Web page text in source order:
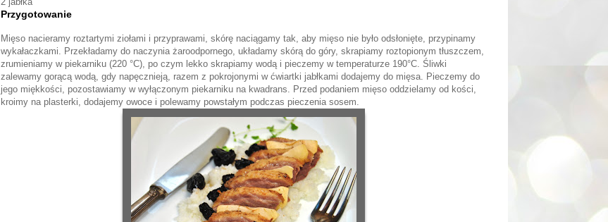
Przygotowanie
Mięso nacieramy roztartymi ziołami i przyprawami, skórę naciągamy tak, aby mięso nie było odsłonięte, przypinamy
wykałaczkami. Przekładamy do naczynia żaroodpornego, układamy skórą do góry, skrapiamy roztopionym tłuszczem,
zrumieniamy w piekarniku (220 °C), po czym lekko skrapiamy wodą i pieczemy w temperaturze 190°C. Śliwki
zalewamy gorącą wodą, gdy napęcznieją, razem z pokrojonymi w ćwiartki jabłkami dodajemy do mięsa. Pieczemy do
jego miękkości, pozostawiamy w wyłączonym piekarniku na kwadrans. Przed podaniem mięso oddzielamy od kości,
kroimy na plasterki, dodajemy owoce i polewamy powstałym podczas pieczenia sosem.